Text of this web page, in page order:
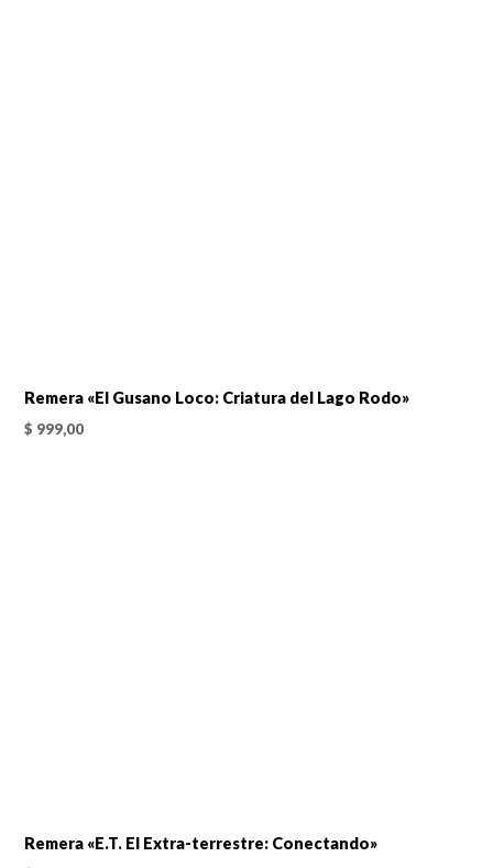
Remera «El Gusano Loco: Criatura del Lago Rodo»
$ 999,00
Remera «E.T. El Extra-terrestre: Conectando»